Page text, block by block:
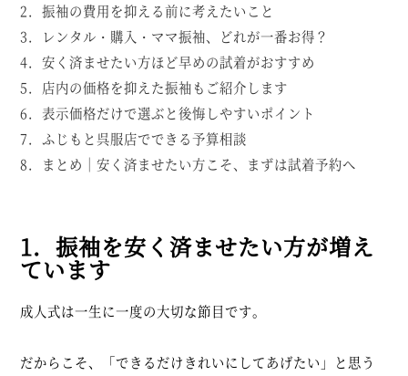
2．振袖の費用を抑える前に考えたいこと
3．レンタル・購入・ママ振袖、どれが一番お得？
4．安く済ませたい方ほど早めの試着がおすすめ
5．店内の価格を抑えた振袖もご紹介します
6．表示価格だけで選ぶと後悔しやすいポイント
7．ふじもと呉服店でできる予算相談
8．まとめ｜安く済ませたい方こそ、まずは試着予約へ
1．振袖を安く済ませたい方が増え
ています
成人式は一生に一度の大切な節目です。
だからこそ、「できるだけきれいにしてあげたい」と思う